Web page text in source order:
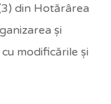
din Hotărârea
şi
modificările şi